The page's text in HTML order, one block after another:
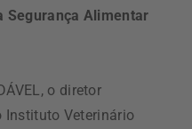
Segurança Alimentar
o diretor
Veterinário